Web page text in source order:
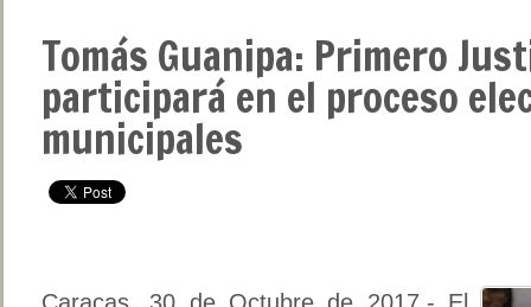
Tomás Guanipa: Primero
participará en el proceso
municipales
Caracas, 30 de Octubre de 2017.- El